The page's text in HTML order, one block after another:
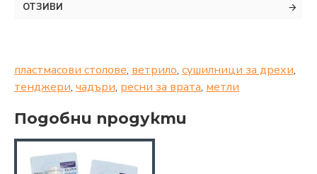
ОТЗИВИ
пластмасови столове, ветрило, сушилници за дрехи,
тенджери, чадъри, ресни за врата, метли
Подобни продукти